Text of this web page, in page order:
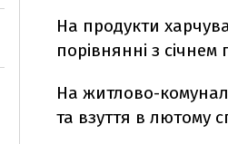
На продукти
порівнянні з
На житлово-
та взуття в лютому